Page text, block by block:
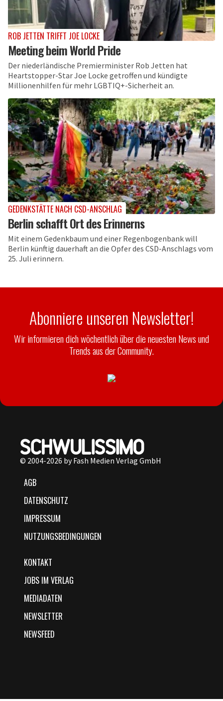
ROB JETTEN TRIFFT JOE LOCKE
Meeting beim World Pride
Der niederländische Premierminister Rob Jetten hat
Heartstopper-Star Joe Locke getroffen und kündigte
Millionenhilfen für mehr LGBTIQ+-Sicherheit an.
GEDENKSTÄTTE NACH CSD-ANSCHLAG
Berlin schafft Ort des Erinnerns
Mit einem Gedenkbaum und einer Regenbogenbank will
Berlin künftig dauerhaft an die Opfer des CSD-Anschlags vom
25. Juli erinnern.
Abonniere unseren Newsletter!
Wir informieren dich wöchentlich über die neuesten News und
Trends aus der Community.
© 2004-2026 by Fash Medien Verlag GmbH
AGB
DATENSCHUTZ
IMPRESSUM
NUTZUNGSBEDINGUNGEN
KONTAKT
JOBS IM VERLAG
MEDIADATEN
NEWSLETTER
NEWSFEED